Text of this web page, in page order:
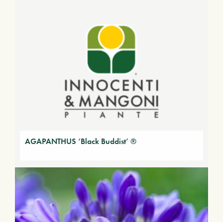
AGAPANTHUS ‘Black Buddist’ ®